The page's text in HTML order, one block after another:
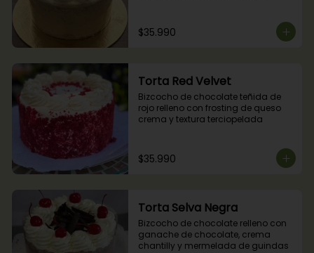
$35.990
Torta Red Velvet
Bizcocho de chocolate teñida de
rojo relleno con frosting de queso
crema y textura terciopelada
$35.990
Torta Selva Negra
Bizcocho de chocolate relleno con
ganache de chocolate, crema
chantilly y mermelada de guindas